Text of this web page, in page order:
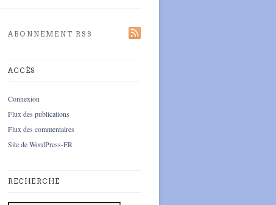
ABONNEMENT RSS
ACCÈS
Connexion
Flux des publications
Flux des commentaires
Site de WordPress-FR
RECHERCHE